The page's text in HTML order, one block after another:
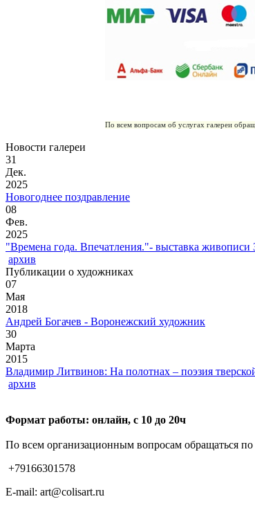
По всем вопросам об услугах галереи
Новости галереи
31
Дек.
2025
Новогоднее поздравление
08
Фев.
2025
"Времена года. Впечатления."- выставка
архив
Публикации о художниках
07
Мая
2018
Андрей Богачев - Воронежский художник
30
Марта
2015
Владимир Литвинов: На полотнах – поэзия
архив
Формат работы: онлайн, с 10 до 20ч
По всем организационным вопросам обращаться по
+79166301578
E-mail: art@colisart.ru